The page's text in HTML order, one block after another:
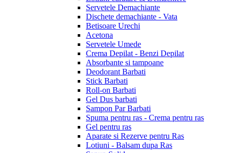
Servetele Demachiante
Dischete demachiante - Vata
Betisoare Urechi
Acetona
Servetele Umede
Crema Depilat - Benzi Depilat
Absorbante si tampoane
Deodorant Barbati
Stick Barbati
Roll-on Barbati
Gel Dus barbati
Sampon Par Barbati
Spuma pentru ras - Crema pentru ras
Gel pentru ras
Aparate si Rezerve pentru Ras
Lotiuni - Balsam dupa Ras